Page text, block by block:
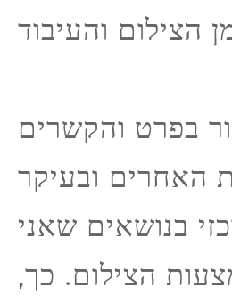
בפרט והקשרים
האחרים ובעיקר
בנושאים שאני
הצילום. כך,